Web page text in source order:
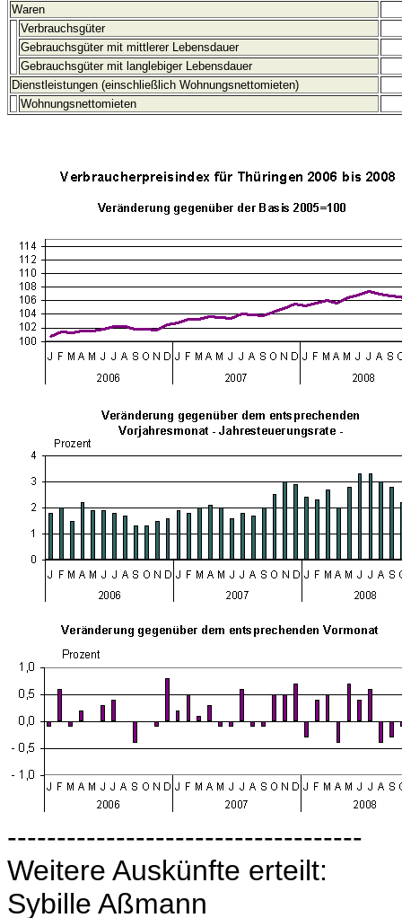
Waren
Verbrauchsgüter
Gebrauchsgüter mit mittlerer Lebensdauer
Gebrauchsgüter mit langlebiger Lebensdauer
Dienstleistungen (einschließlich Wohnungsnettomieten)
Wohnungsnettomieten
------------------------------------
Weitere Auskünfte erteilt:
Sybille Aßmann